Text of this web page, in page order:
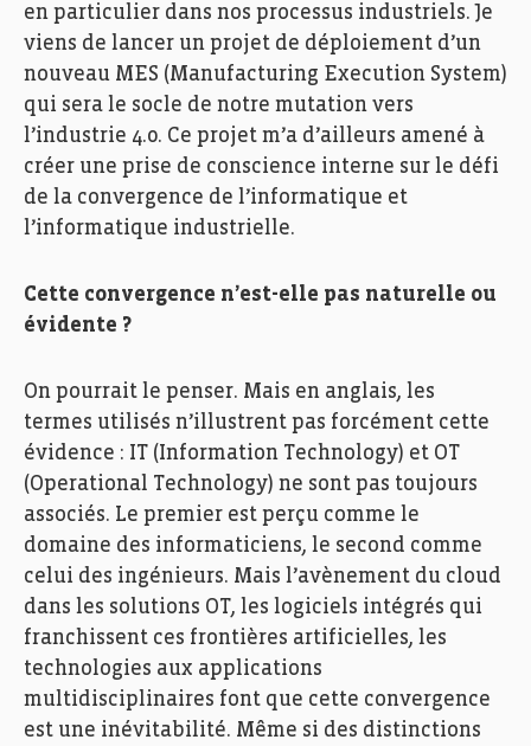
en particulier dans nos processus industriels. Je
viens de lancer un projet de déploiement d’un
nouveau MES (Manufacturing Execution System)
qui sera le socle de notre mutation vers
l’industrie 4.0. Ce projet m’a d’ailleurs amené à
créer une prise de conscience interne sur le défi
de la convergence de l’informatique et
l’informatique industrielle.
Cette convergence n’est-elle pas naturelle ou
évidente ?
On pourrait le penser. Mais en anglais, les
termes utilisés n’illustrent pas forcément cette
évidence : IT (Information Technology) et OT
(Operational Technology) ne sont pas toujours
associés. Le premier est perçu comme le
domaine des informaticiens, le second comme
celui des ingénieurs. Mais l’avènement du cloud
dans les solutions OT, les logiciels intégrés qui
franchissent ces frontières artificielles, les
technologies aux applications
multidisciplinaires font que cette convergence
est une inévitabilité. Même si des distinctions